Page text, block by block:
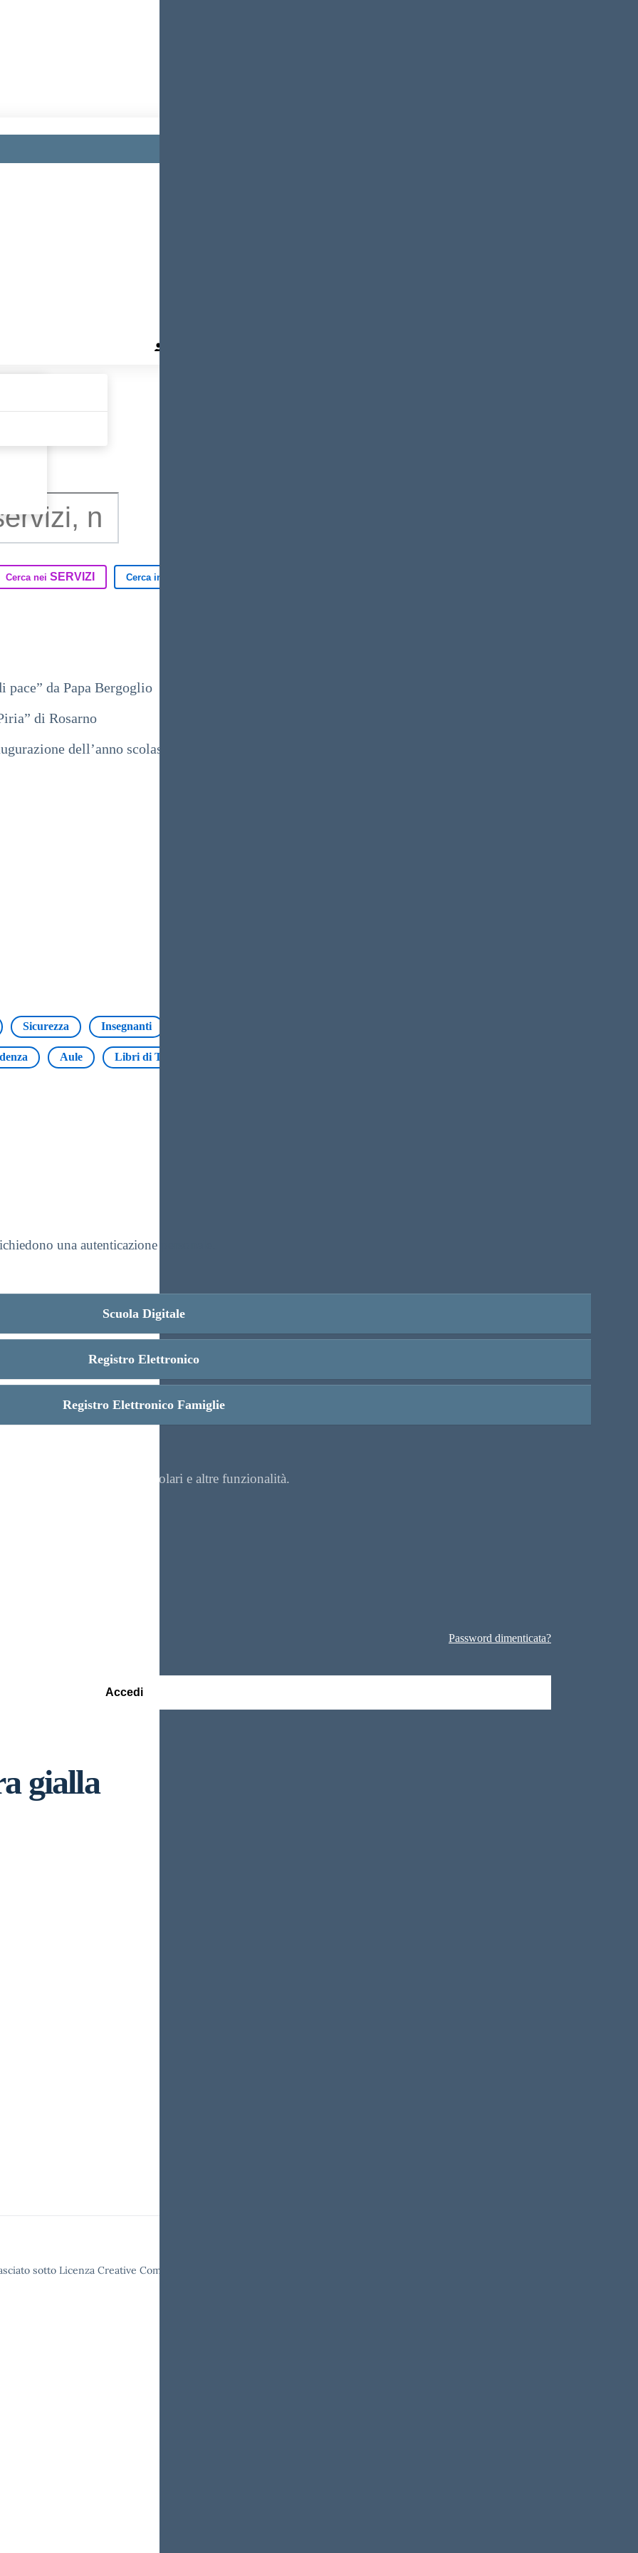
Cerca nei SERVIZI Cerca in
pace” da Papa Bergoglio
di Rosarno
dell’anno scolastico a Ponticelli Con il Presidente della Repubblica Mattarella
Sicurezza Insegnanti
Aule Libri di Testo
una autenticazione personale.
Scuola Digitale
Registro Elettronico
Registro Elettronico Famiglie
contenuti, visualizzare circolari e altre funzionalità.
Password dimenticata?
Accedi
gialla
sotto Licenza Creative Commons Attribuzione 4.0 Italia.